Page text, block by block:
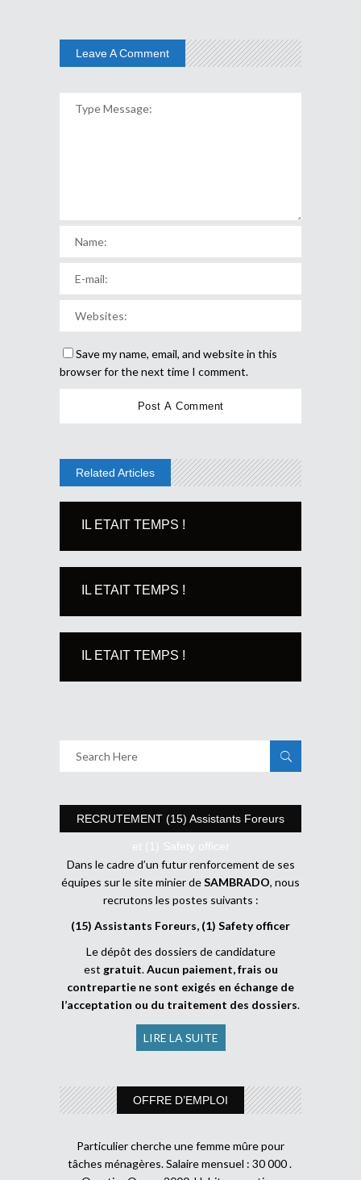
Leave A Comment
Save my name, email, and website in this
browser for the next time I comment.
Related Articles
IL ETAIT TEMPS !
IL ETAIT TEMPS !
IL ETAIT TEMPS !
RECRUTEMENT (15) Assistants Foreurs
et (1) Safety officer
Dans le cadre d’un futur renforcement de ses
équipes sur le site minier deSAMBRADO, nous
recrutons les postes suivants :
(15) Assistants Foreurs, (1) Safety officer
Le dépôt des dossiers de candidature
est gratuit.Aucun paiement, frais ou
contrepartie ne sont exigés en échange de
l’acceptation ou du traitement des dossiers.
LIRE LA SUITE
OFFRE D’EMPLOI
Particulier cherche une femme mûre pour
tâches ménagères. Salaire mensuel : 30 000 .